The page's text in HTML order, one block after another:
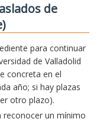
de
para continuar
de Valladolid
concreta en el
año; si hay plazas
otro plazo).
reconocer un mínimo